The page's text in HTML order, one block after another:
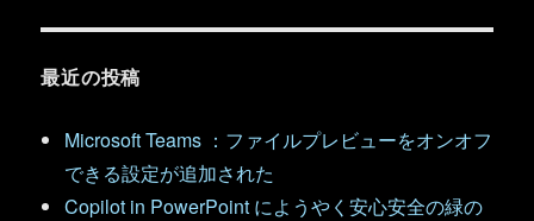
最近の投稿
Microsoft Teams ：ファイルプレビューをオンオフ
できる設定が追加された
Copilot in PowerPoint にようやく安心安全の緑の